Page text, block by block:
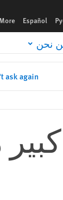
Español
More
نحن
ask again